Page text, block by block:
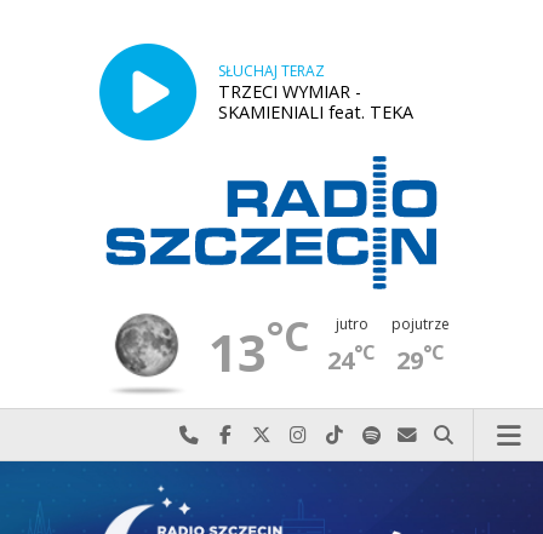
SŁUCHAJ TERAZ
TRZECI WYMIAR -
SKAMIENIALI feat. TEKA
13°C jutro
24°C
pojutrze
29°C
Najlepiej po prostu do nas zadzwoń
Odwiedź nas na Facebook-u
Odwiedź nas na X
Odwiedź nas na Instagram-ie
Odwiedź nas na TikTok-u
Szukaj nas na Spotify
Wyślij do nas
Szukaj